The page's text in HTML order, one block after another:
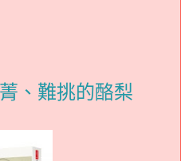
、難挑的酪梨